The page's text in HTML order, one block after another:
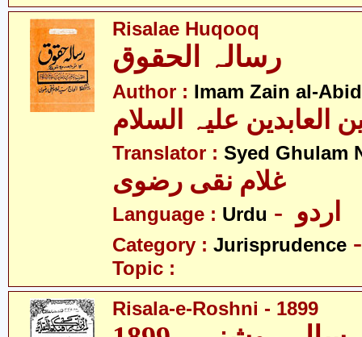
Risalae Huqooq
رسالہ الحقوق
Author : Imam Zain al-
Translator : Syed Ghulam
غلام نقی رضوی
Language : Urdu
Category : Jurisprudence
Topic :
Risala-e-Roshni - 1899